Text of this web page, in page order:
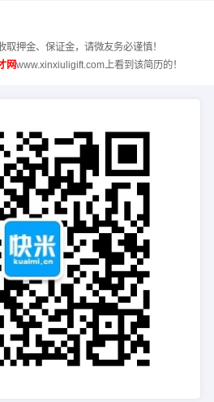
押金、保证金，请微友务必谨慎！
网www.xinxiuligift.com上看到该简历的！